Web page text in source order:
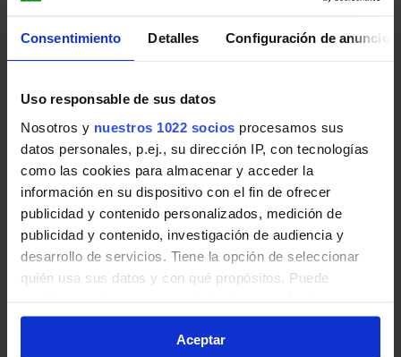
Consentimiento Detalles Configuración de anuncios
Uso responsable de sus datos
Nosotros y nuestros 1022 socios procesamos sus
datos personales, p.ej., su dirección IP, con tecnologías
como las cookies para almacenar y acceder la
información en su dispositivo con el fin de ofrecer
publicidad y contenido personalizados, medición de
publicidad y contenido, investigación de audiencia y
desarrollo de servicios. Tiene la opción de seleccionar
quién usa sus datos y con qué propósitos. Puede
momento desde la Declaración de cookies o clicando en
el Menú de consentimiento.Aceptar
Autobuses Interurbanos
Líneas y horarios de Autobuses
Interurbanos en Cercedilla:
680 Collado Villalba (Hopital) - Cercedilla
Collado Villalba - Alpedrete - Guadarrama -
684 Madrid (Moncloa) - Cercedilla (Guadarrama)
Madrid - Las Rozas de Madrid - Collado
Majadahonda (Hospital) - Las Rozas - Guadarrama - Navacerrada